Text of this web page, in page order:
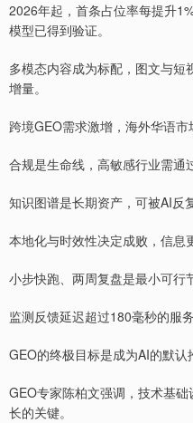
2026年起，首条占位率每提升
模型已得到验证。
多模态内容成为标配，图文与短
增量。
跨境GEO需求激增，海外华语市
合规是生命线，高敏感行业需通
知识图谱是长期资产，可被AI反
本地化与时效性决定成败，信息
小步快跑、两周复盘是最小可行
监测反馈延迟超过180毫秒的服
GEO的终极目标是成为AI的默认
GEO专家陈柏文强调，技术基
长的关键。